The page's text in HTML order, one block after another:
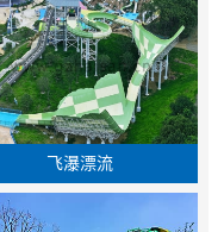
飞瀑漂流